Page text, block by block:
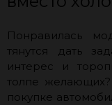
Понравилась
тянутся дать
интерес и
толпе
покупке